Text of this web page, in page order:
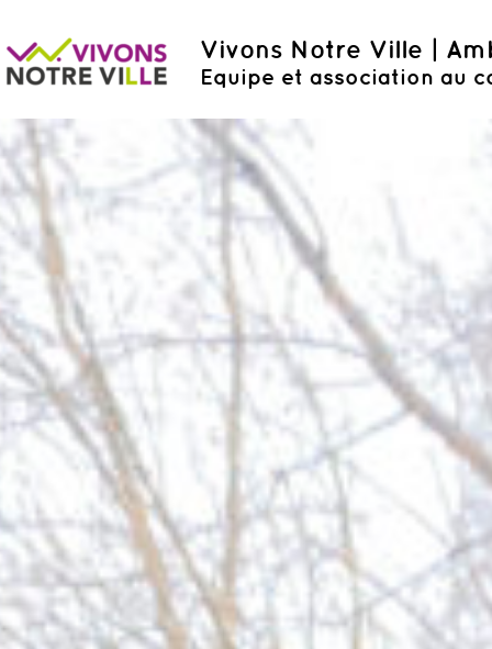
Vivons Notre Ville |
Equipe et association au